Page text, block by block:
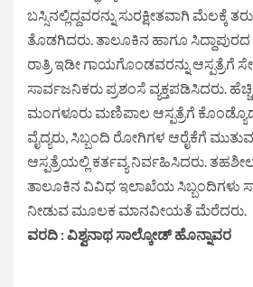
ಬಸ್ಸಿನಲ್ಲಿದ್ದವರನ್ನು ಸುರಕ್ಷೀತವಾಗಿ ಮೆಲಕ್ಕೆ
ತೊಡಗಿದರು. ತಾಲೂಕಿನ ಹಾಗೂ
ರಾತ್ರಿ ಇಡೀ ಗಾಯಗೊಂಡವರನ್ನು ಆಸ್ಪತ್ರೆಗೆ
ಸಾರ್ವಜನಿಕರು ಪ್ರಶಂಸೆ ವ್ಯಕ್ತಪಡಿಸಿದರು.
ಮಂಗಳೂರು ಮಣಿಪಾಲ ಆಸ್ಪತ್ರೆಗೆ
ವೈದ್ಯರು, ಸಿಬ್ಬಂದಿ ರೋಗಿಗಳ ಆರೈಕೆಗೆ
ಆಸ್ಪತ್ರೆಯಲ್ಲಿ ಕರ್ತವ್ಯ ನಿರ್ವಹಿಸಿದರು.
ತಾಲೂಕಿನ ವಿವಿಧ ಇಲಾಖೆಯ ಸಿಬ್ಬಂದಿಗಳು
ನೀಡುವ ಮೂಲಕ ಮಾನವೀಯತೆ ಮೆರೆದರು.
ವರದಿ : ವಿಶ್ವನಾಥ ಸಾಲ್ಕೋಡ್ ಹೊನ್ನಾವರ